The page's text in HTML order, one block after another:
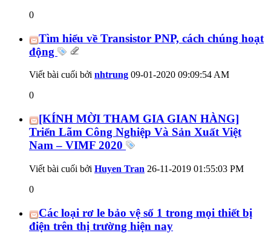
0
Tìm hiểu về Transistor PNP, cách chúng hoạt
động
Viết bài cuối bởi nhtrung 09-01-2020 09:09:54 AM
0
[KÍNH MỜI THAM GIA GIAN HÀNG]
Triển Lãm Công Nghiệp Và Sản Xuất Việt
Nam – VIMF 2020
Viết bài cuối bởi Huyen Tran 26-11-2019 01:55:03 PM
0
Các loại rơ le bảo vệ số 1 trong mọi thiết bị
điện trên thị trường hiện nay